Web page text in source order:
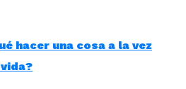
hacer una cosa a la vez